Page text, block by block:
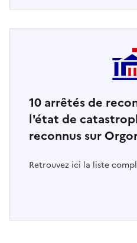
10 arrêtés de
l'état de
reconnus sur
Retrouvez ici la liste